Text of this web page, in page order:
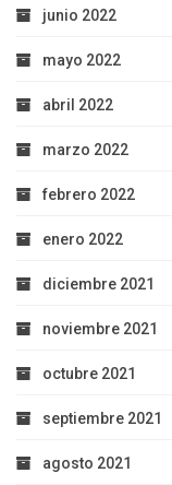
junio 2022
mayo 2022
abril 2022
marzo 2022
febrero 2022
enero 2022
diciembre 2021
noviembre 2021
octubre 2021
septiembre 2021
agosto 2021